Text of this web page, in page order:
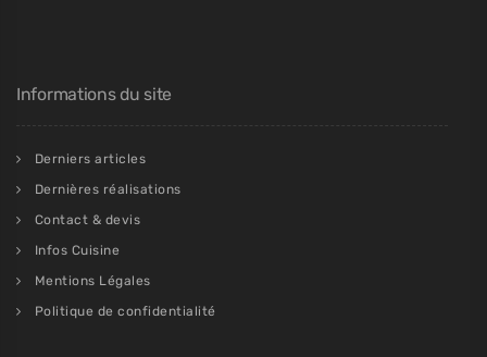
Informations du site
Derniers articles
Dernières réalisations
Contact & devis
Infos Cuisine
Mentions Légales
Politique de confidentialité